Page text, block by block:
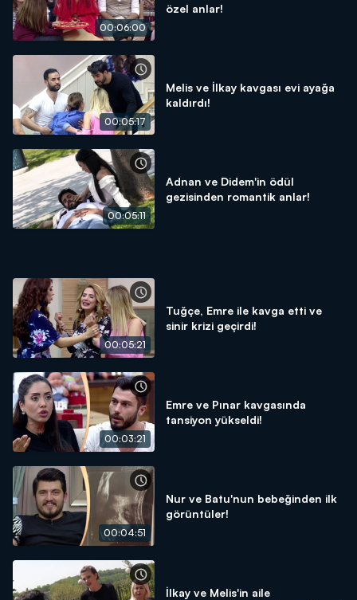
00:06:00
özel anlar!
00:05:17
Melis ve İlkay kavgası evi ayağa
kaldırdı!
00:05:11
Adnan ve Didem'in ödül
gezisinden romantik anlar!
00:05:21
Tuğçe, Emre ile kavga etti ve
sinir krizi geçirdi!
00:03:21
Emre ve Pınar kavgasında
tansiyon yükseldi!
00:04:51
Nur ve Batu'nun bebeğinden ilk
görüntüler!
İlkay ve Melis'in aile